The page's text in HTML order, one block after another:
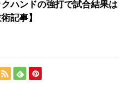
クハンドの強打で試合結果は
記事】